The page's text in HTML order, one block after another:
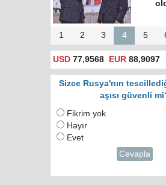
1 2 3 4 5
USD 77,9568 EUR 88,9097
Sizce Rusya'nın
aşısı güvenli
Fikrim yok
Hayır
Evet
Cevapla